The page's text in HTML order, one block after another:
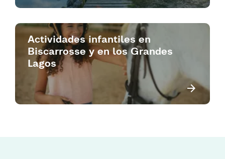
Actividades infantiles en
Biscarrosse y en los Grandes
Lagos